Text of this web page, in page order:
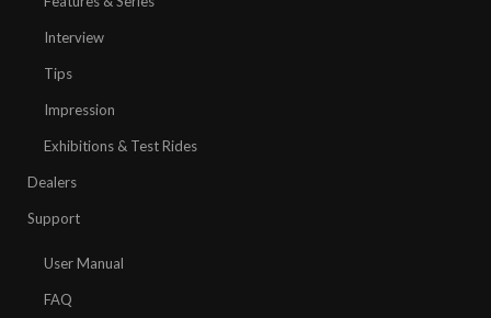
Interview
Tips
Impression
Exhibitions & Test Rides
Dealers
Support
User Manual
FAQ